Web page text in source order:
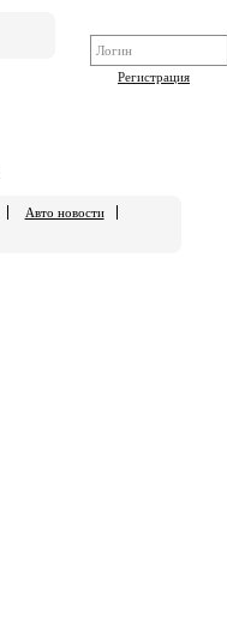
Регистрация
Авто новости